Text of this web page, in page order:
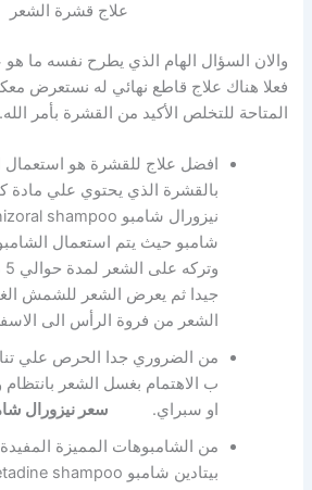
علاج قشرة الشعر
والان السؤال الهام الذي يطرح نفسه ما
فعلا هناك علاج قاطع نهائي له نستعرض
المتاحة للتخلص الأكيد من القشرة بأمر الله.
افضل علاج للقشرة هو استعمال
بالقشرة الذي يحتوي علي مادة
شامبو حيث يتم استعمال
جيدا ثم يعرض الشعر للشمش
الشعر من فروة الرأس الى
من الضروري جدا الحرص علي
ب الاهتمام بغسل الشعر
او سبراي. سعر نيزورال شامبو
من الشامبوهات المميزة